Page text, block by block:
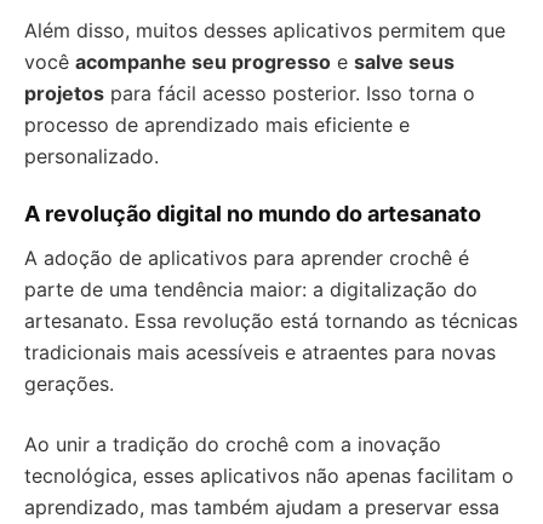
Além disso, muitos desses aplicativos permitem que
você acompanhe seu progresso e salve seus
projetos para fácil acesso posterior. Isso torna o
processo de aprendizado mais eficiente e
personalizado.
A revolução digital no mundo do artesanato
A adoção de aplicativos para aprender crochê é
parte de uma tendência maior: a digitalização do
artesanato. Essa revolução está tornando as técnicas
tradicionais mais acessíveis e atraentes para novas
gerações.
Ao unir a tradição do crochê com a inovação
tecnológica, esses aplicativos não apenas facilitam o
aprendizado, mas também ajudam a preservar essa